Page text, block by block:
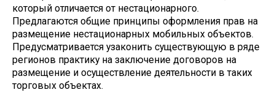
который отличается от нестационарного.
Предлагаются общие принципы оформления прав на
размещение нестационарных мобильных объектов.
Предусматривается узаконить существующую в ряде
регионов практику на заключение договоров на
размещение и осуществление деятельности в таких
торговых объектах.